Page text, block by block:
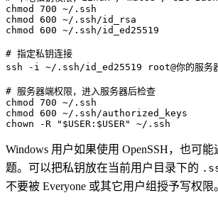
chmod 700 ~/.ssh
chmod 600 ~/.ssh/id_rsa
chmod 600 ~/.ssh/id_ed25519
# 指定私钥连接
ssh -i ~/.ssh/id_ed25519 root@你的服务
# 服务器端权限，进入服务器后检查
chmod 700 ~/.ssh
chmod 600 ~/.ssh/authorized_keys
chown -R "$USER:$USER" ~/.ssh
Windows 用户如果使用 OpenSSH，也可
题。可以把私钥放在当前用户目录下的
不要被 Everyone 或其它用户组授予写权限